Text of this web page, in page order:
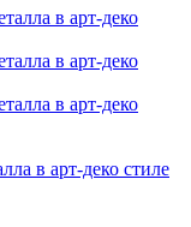
в арт-деко стиле